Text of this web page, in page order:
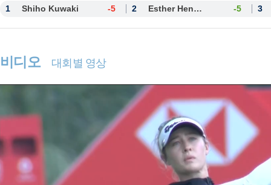
1 Shiho Kuwaki -5 2 Esther Henseleit -5 3
비디오 대회별 영상